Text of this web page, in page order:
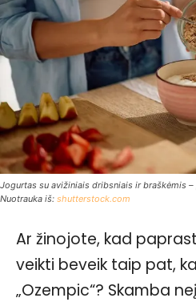
Jogurtas su avižiniais dribsniais ir braškėmis
Nuotrauka iš: shutterstock.com
Ar žinojote, kad
veikti beveik taip pat,
„Ozempic“? Skamba